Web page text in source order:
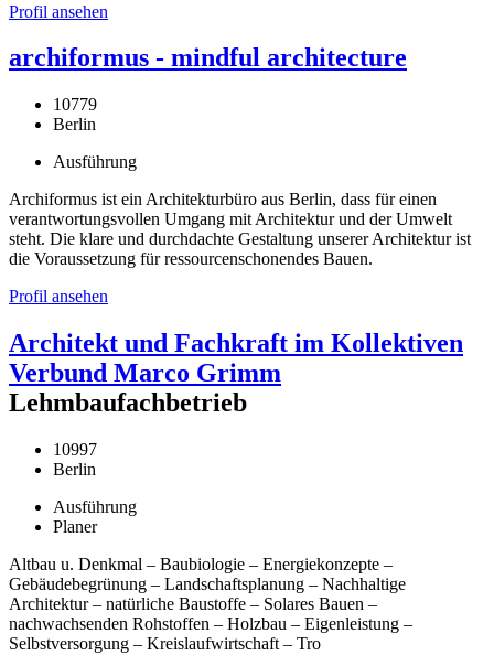
Profil ansehen
archiformus - mindful architecture
10779
Berlin
Ausführung
Archiformus ist ein Architekturbüro aus Berlin, dass für einen
verantwortungsvollen Umgang mit Architektur und der Umwelt
steht. Die klare und durchdachte Gestaltung unserer Architektur ist
die Voraussetzung für ressourcenschonendes Bauen.
Profil ansehen
Architekt und Fachkraft im Kollektiven
Verbund Marco Grimm
Lehmbaufachbetrieb
10997
Berlin
Ausführung
Planer
Altbau u. Denkmal – Baubiologie – Energiekonzepte –
Gebäudebegrünung – Landschaftsplanung – Nachhaltige
Architektur – natürliche Baustoffe – Solares Bauen –
nachwachsenden Rohstoffen – Holzbau – Eigenleistung –
Selbstversorgung – Kreislaufwirtschaft – Tro